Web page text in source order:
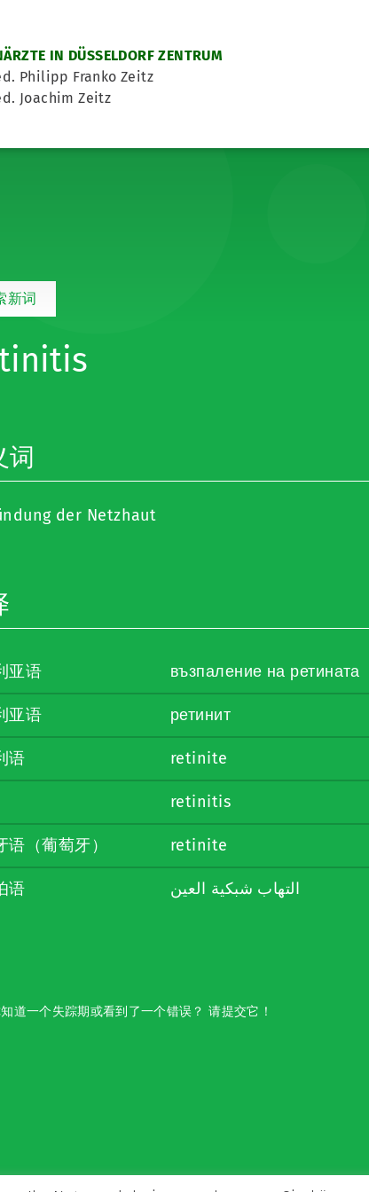
IN DÜSSELDORF ZENTRUM
Philipp Franko Zeitz
Joachim Zeitz
新词
词
der Netzhaut
亚语 възпаление на ретината
亚语 ретинит
语 retinite
retinitis
语（葡萄牙） retinite
语 التهاب شبكية العين
道一个失踪期或看到了一个错误？ 请提交它！